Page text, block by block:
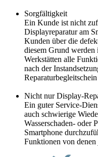
Sorgfältigkeit
Ein Kunde ist nicht
Displayreparatur am
Kunden über die
diesem Grund
Werkstätten alle
nach der
Nicht nur Display-
Ein guter Service-
auch schwierige
Wasserschaden- oder
Smartphone
Funktionen von denen